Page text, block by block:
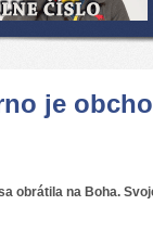
je
obrátila na Boha.